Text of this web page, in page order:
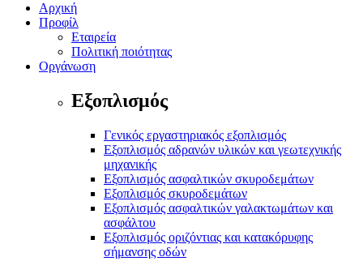
Αρχική
Προφίλ
Εταιρεία
Πολιτική ποιότητας
Οργάνωση
Εξοπλισμός
Γενικός εργαστηριακός εξοπλισμός
Εξοπλισμός αδρανών υλικών και γεωτεχνικής
μηχανικής
Εξοπλισμός ασφαλτικών σκυροδεμάτων
Εξοπλισμός σκυροδεμάτων
Εξοπλισμός ασφαλτικών γαλακτωμάτων και
ασφάλτου
Εξοπλισμός οριζόντιας και κατακόρυφης
σήμανσης οδών